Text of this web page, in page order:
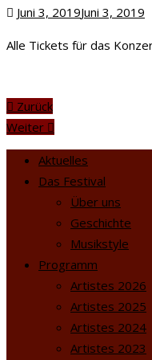
Posted
Juni 3, 2019Juni 3, 2019
Alle Tickets für das
Zurück
Weiter
Aktuelles
Das Festival
Über uns
Geschichte
Musikstyle
Programm
Artistes 2026
Artistes 2025
Artistes 2024
Artistes 2023